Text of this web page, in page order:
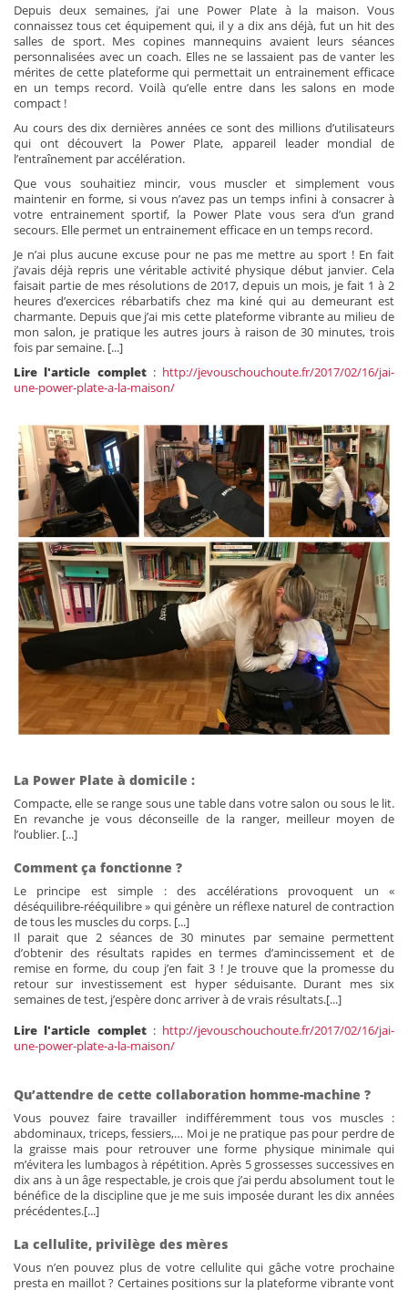
Depuis deux semaines, j’ai une Power Plate à la maison. Vous
connaissez tous cet équipement qui, il y a dix ans déjà, fut un hit des
salles de sport. Mes copines mannequins avaient leurs séances
personnalisées avec un coach. Elles ne se lassaient pas de vanter les
mérites de cette plateforme qui permettait un entrainement efficace
en un temps record. Voilà qu’elle entre dans les salons en mode
compact !
Au cours des dix dernières années ce sont des millions d’utilisateurs
qui ont découvert la Power Plate, appareil leader mondial de
l’entraînement par accélération.
Que vous souhaitiez mincir, vous muscler et simplement vous
maintenir en forme, si vous n’avez pas un temps infini à consacrer à
votre entrainement sportif, la Power Plate vous sera d’un grand
secours. Elle permet un entrainement efficace en un temps record.
Je n’ai plus aucune excuse pour ne pas me mettre au sport ! En fait
j’avais déjà repris une véritable activité physique début janvier. Cela
faisait partie de mes résolutions de 2017, depuis un mois, je fait 1 à 2
heures d’exercices rébarbatifs chez ma kiné qui au demeurant est
charmante. Depuis que j’ai mis cette plateforme vibrante au milieu de
mon salon, je pratique les autres jours à raison de 30 minutes, trois
fois par semaine. [...]
Lire l'article complet: http://jevouschouchoute.fr/2017/02/16/jai-
une-power-plate-a-la-maison/
La Power Plate à domicile :
Compacte, elle se range sous une table dans votre salon ou sous le lit.
En revanche je vous déconseille de la ranger, meilleur moyen de
l’oublier. [...]
Comment ça fonctionne ?
Le principe est simple : des accélérations provoquent un «
déséquilibre-rééquilibre » qui génère un réflexe naturel de contraction
de tous les muscles du corps. [...]
Il parait que 2 séances de 30 minutes par semaine permettent
d’obtenir des résultats rapides en termes d’amincissement et de
remise en forme, du coup j’en fait 3 ! Je trouve que la promesse du
retour sur investissement est hyper séduisante. Durant mes six
semaines de test, j’espère donc arriver à de vrais résultats.[...]
Lire l'article complet: http://jevouschouchoute.fr/2017/02/16/jai-
une-power-plate-a-la-maison/
Qu’attendre de cette collaboration homme-machine ?
Vous pouvez faire travailler indifféremment tous vos muscles :
abdominaux, triceps, fessiers,… Moi je ne pratique pas pour perdre de
la graisse mais pour retrouver une forme physique minimale qui
m’évitera les lumbagos à répétition. Après 5 grossesses successives en
dix ans à un âge respectable, je crois que j’ai perdu absolument tout le
bénéfice de la discipline que je me suis imposée durant les dix années
précédentes.[...]
La cellulite, privilège des mères
Vous n’en pouvez plus de votre cellulite qui gâche votre prochaine
presta en maillot ? Certaines positions sur la plateforme vibrante vont